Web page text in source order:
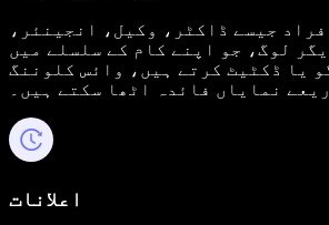
جیسے ڈاکٹر، وکیل، انجینئر،
لوگ، جو اپنے کام کے سلسلے میں
یا ڈکٹیٹ کرتے ہیں، وائس کلوننگ
نمایاں فائدہ اٹھا سکتے ہیں۔
اعلانات